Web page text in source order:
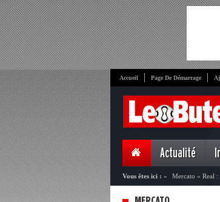
Accueil Page De Démarrage
Actualité
Vous êtes ici : » Mercato » Real